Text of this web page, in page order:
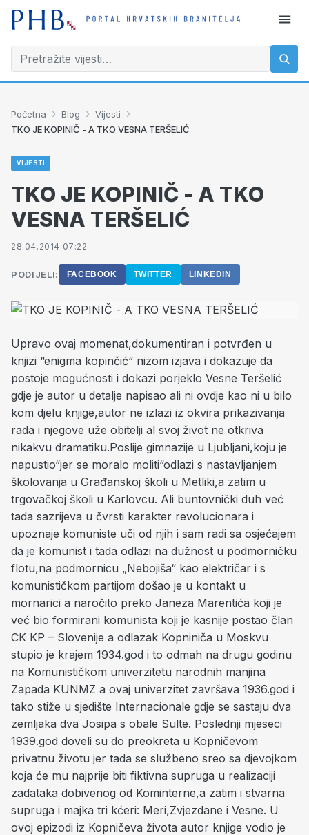
Početna › Blog › Vijesti ›
TKO JE KOPINIČ - A TKO VESNA TERŠELIĆ
VIJESTI
TKO JE KOPINIČ - A TKO
VESNA TERŠELIĆ
28.04.2014 07:22
PODIJELI: FACEBOOK TWITTER LINKEDIN
Upravo ovaj momenat,dokumentiran i potvrđen u
knjizi “enigma kopinčić“ nizom izjava i dokazuje da
postoje mogućnosti i dokazi porjeklo Vesne Teršelić
gdje je autor u detalje napisao ali ni ovdje kao ni u bilo
kom djelu knjige,autor ne izlazi iz okvira prikazivanja
rada i njegove uže obitelji al svoj život ne otkriva
nikakvu dramatiku.Poslije gimnazije u Ljubljani,koju je
napustio“jer se moralo moliti“odlazi s nastavljanjem
školovanja u Građanskoj školi u Metliki,a zatim u
trgovačkoj školi u Karlovcu. Ali buntovnički duh već
tada sazrijeva u čvrsti karakter revolucionara i
upoznaje komuniste uči od njih i sam radi sa osjećajem
da je komunist i tada odlazi na dužnost u podmorničku
flotu,na podmornicu „Nebojiša“ kao električar i s
komunističkom partijom došao je u kontakt u
mornarici a naročito preko Janeza Marentića koji je
već bio formirani komunista koji je kasnije postao član
CK KP – Slovenije a odlazak Kopniniča u Moskvu
stupio je krajem 1934.god i to odmah na drugu godinu
na Komunističkom univerzitetu narodnih manjina
Zapada KUNMZ a ovaj univerzitet završava 1936.god i
tako stiže u sjedište Internacionale gdje se sastaju dva
zemljaka dva Josipa s obale Sulte. Poslednji mjeseci
1939.god doveli su do preokreta u Kopničevom
privatnu životu jer tada se službeno sreo sa djevojkom
koja će mu najprije biti fiktivna supruga u realizaciji
zadataka dobivenog od Kominterne,a zatim i stvarna
supruga i majka tri kćeri: Meri,Zvjezdane i Vesne. U
ovoj epizodi iz Kopničeva života autor knjige vodio je